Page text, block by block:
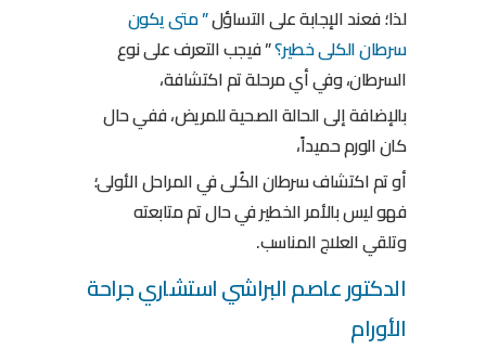
لذا؛ فعند الإجابة على التساؤل” متى يكون
سرطان الكلى خطير؟” فيجب التعرف على نوع
السرطان، وفي أي مرحلة تم اكتشافة،
بالإضافة إلى الحالة الصحية للمريض، ففي حال
كان الورم حميداً،
أو تم اكتشاف سرطان الكُلى في المراحل الأولى؛
فهو ليس بالأمر الخطير في حال تم متابعته
وتلقي العلاج المناسب.
الدكتور عاصم البراشي استشاري جراحة
الأورام